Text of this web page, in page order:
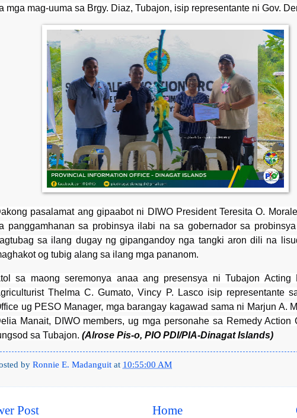
mga mag-uuma sa Brgy. Diaz, Tubajon, isip representante ni Gov.
pasalamat ang gipaabot ni DIWO President Teresita O.
panggamhanan sa probinsya ilabi na sa gobernador sa
sa ilang dugay ng gipangandoy nga tangki aron dili na
og tubig alang sa ilang mga pananom.
sa maong seremonya anaa ang presensya ni Tubajon Acting
Thelma C. Gumato, Vincy P. Lasco isip representante
ug PESO Manager, mga barangay kagawad sama ni Marjun A.
Manait, DIWO members, ug mga personahe sa Remedy Action
sa Tubajon. (Alrose Pis-o, PIO PDI/PIA-Dinagat Islands)
by Ronnie E. Madanguit at 10:55:00 AM
Post Home